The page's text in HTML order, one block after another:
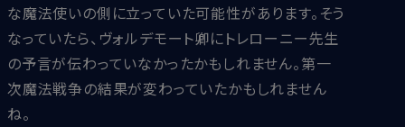
な魔法使いの側に立っていた可能性があります。そう
なっていたら、ヴォルデモート卿にトレローニー先生
の予言が伝わっていなかったかもしれません。第一
次魔法戦争の結果が変わっていたかもしれません
ね。